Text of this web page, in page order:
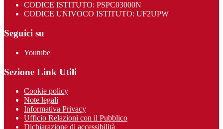
CODICE ISTITUTO: PSPC03000N
CODICE UNIVOCO ISTITUTO: UF2UPW
Seguici su
Youtube
Sezione Link Utili
Cookie policy
Note legali
Informativa Privacy
Ufficio Relazioni con il Pubblico
Dichiarazione di accessibilità